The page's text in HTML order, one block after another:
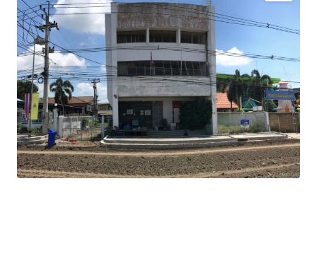
Land Area : 808 sq.m.
Total Floor Area : 576 sq.m.
Land Tenure : Freehold